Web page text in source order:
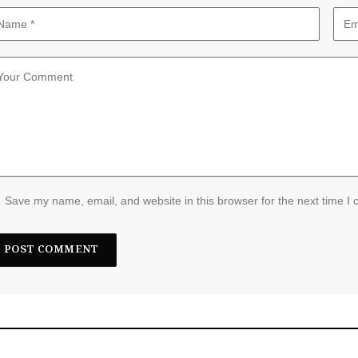
Save my name, email, and website in this browser for the next time I